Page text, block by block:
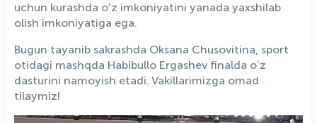
uchun kurashda oʻz imkoniyatini yanada yaxshilab
olish imkoniyatiga ega.
Bugun tayanib sakrashda Oksana Chusovitina, sport
otidagi mashqda Habibullo Ergashev finalda oʻz
dasturini namoyish etadi. Vakillarimizga omad
tilaymiz!